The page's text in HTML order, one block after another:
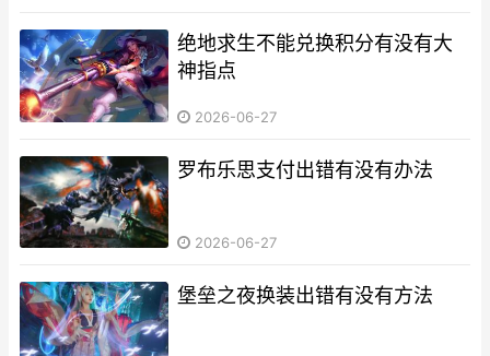
绝地求生不能兑换积分有没有大
神指点
2026-06-27
罗布乐思支付出错有没有办法
2026-06-27
堡垒之夜换装出错有没有方法